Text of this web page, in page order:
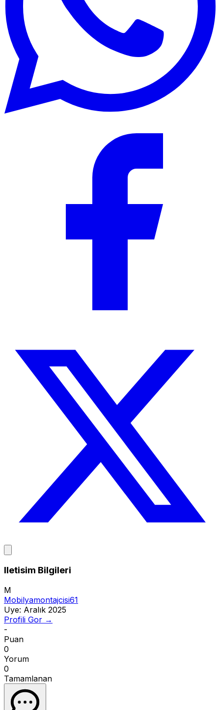
Iletisim Bilgileri
M
Mobilyamontajcisi61
Uye: Aralık 2025
Profili Gor →
-
Puan
0
Yorum
0
Tamamlanan